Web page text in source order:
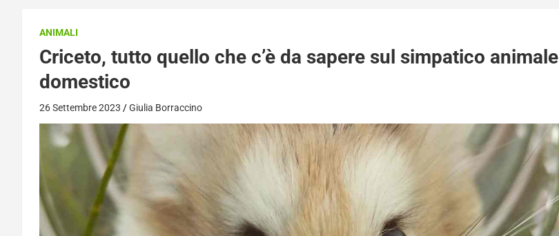
ANIMALI
Criceto, tutto quello che c’è da sapere sul simpatico animale
domestico
26 Settembre 2023 Giulia Borraccino